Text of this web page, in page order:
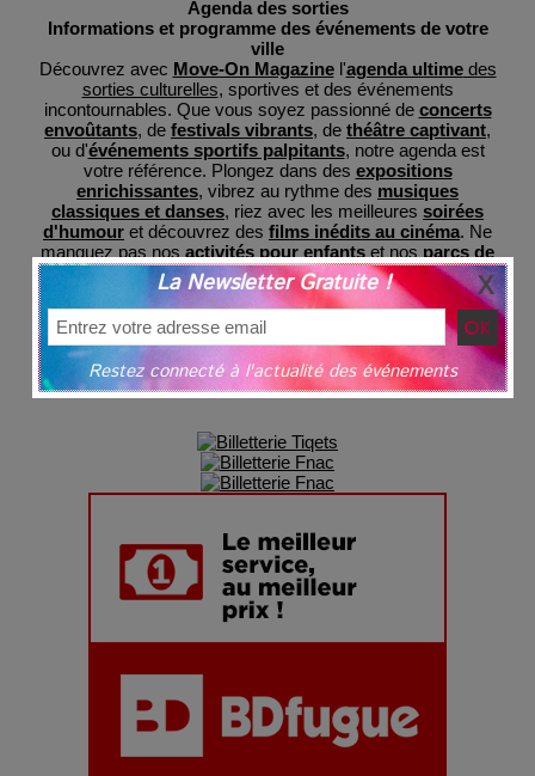
Agenda des sorties
Informations et programme des événements de votre
ville
Découvrez avec Move-On Magazinel'agenda ultimedes
sorties culturelles, sportives et des événements
incontournables. Que vous soyez passionné de concerts
envoûtants, de festivals vibrants, de théâtre captivant,
ou d'événements sportifs palpitants, notre agenda est
votre référence. Plongez dans des expositions
enrichissantes, vibrez au rythme des musiques
classiques et danses, riez avec les meilleures soirées
d'humour et découvrez des films inédits au cinéma. Ne
manquez pas nos activités pour enfants et nos parcs de
loisirspour des sorties familiales mémorables. Avec
MoveOnMag, restez informé des dernières tendances et
préparez-vous à des expériences inoubliables, le tout
regroupé en un lieu central pour votre commodité et avec
une billeterie sécurisée
grâce à nos partenaires.
La Newsletter Gratuite !
Restez connecté à l'actualité des événements